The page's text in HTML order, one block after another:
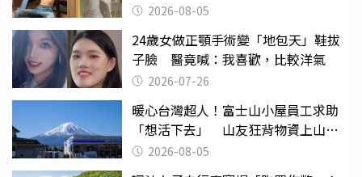
2026-08-05
24歲女做正顎手術變「地包天」鞋拔
子臉 醫竟喊：我喜歡，比較洋氣
2026-07-26
暖心台灣超人！富士山小屋員工求助
「想活下去」 山友狂背物資上山：
台灣真的是寶島
2026-08-05